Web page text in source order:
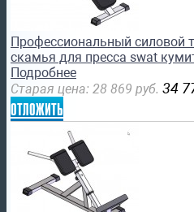
Профессиональный силовой
скамья для пресса swat
Подробнее
Старая цена: 28 869 руб. 34
отложить